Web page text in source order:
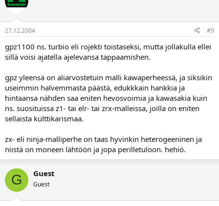
27.12.2004 #9
gpz1100 ns. turbio eli rojekti toistaseksi, mutta jollakulla ellei
sillä voisi ajatella ajelevansa tappaamishen.
gpz yleensä on aliarvostetuin malli kawaperheessä, ja siksikin
useimmin halvemmasta päästä, edukkkain hankkia ja
hintaansa nähden saa eniten hevosvoimia ja kawasakia kuin
ns. suosituissa z1- tai elr- tai zrx-malleissa, joilla on eniten
sellaista kulttikarismaa.
zx- eli ninja-malliperhe on taas hyvinkin heterogeeninen ja
niistä on moneen lähtöön ja jopa perilletuloon. hehiö.
G Guest
Guest